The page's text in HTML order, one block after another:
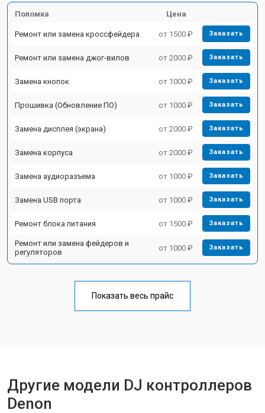
Поломка Цена
Ремонт или замена кроссфейдера от 1500 ₽ Заказать
Ремонт или замена джог-вилов от 2000 ₽ Заказать
Замена кнопок от 1000 ₽ Заказать
Прошивка (Обновление ПО) от 1000 ₽ Заказать
Замена дисплея (экрана) от 2000 ₽ Заказать
Замена корпуса от 2000 ₽ Заказать
Замена аудиоразъема от 1000 ₽ Заказать
Замена USB порта от 1000 ₽ Заказать
Ремонт блока питания от 1500 ₽ Заказать
Ремонт или замена фейдеров и
регуляторов
от 1000 ₽ Заказать
Показать весь прайс
Другие модели DJ контроллеров
Denon